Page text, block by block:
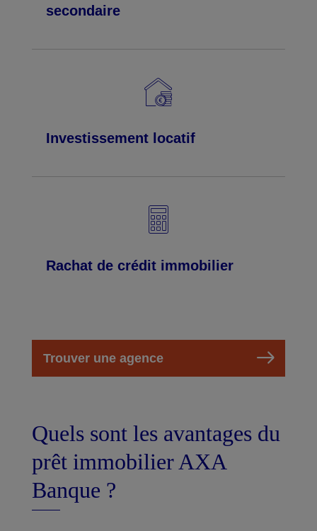
secondaire
Investissement locatif
Rachat de crédit immobilier
Trouver une agence
Quels sont les avantages du
prêt immobilier AXA
Banque ?